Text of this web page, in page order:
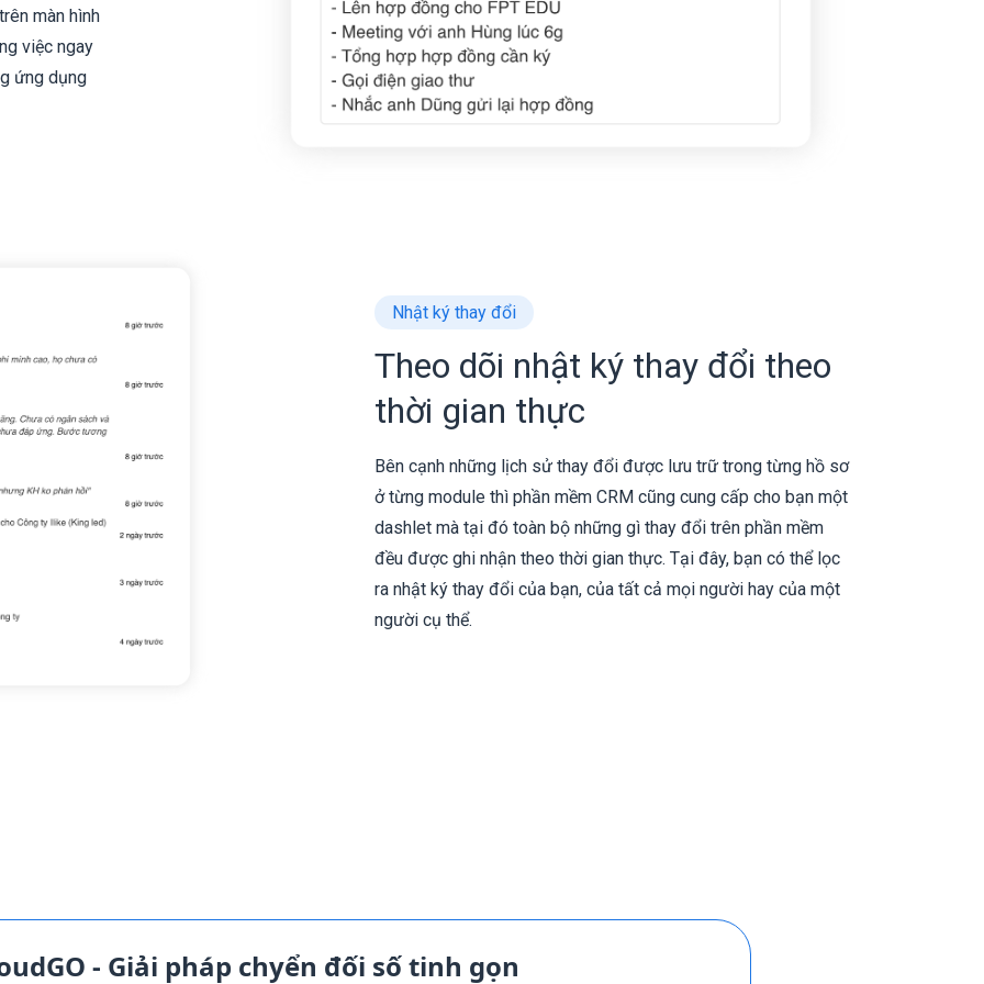
màn hình
việc ngay
ứng dụng
Nhật ký thay đổi
Theo dõi nhật ký thay đổi theo
thời gian thực
Bên cạnh những lịch sử thay đổi được lưu trữ trong từng hồ sơ
ở từng module thì phần mềm CRM cũng cung cấp cho bạn một
dashlet mà tại đó toàn bộ những gì thay đổi trên phần mềm
đều được ghi nhận theo thời gian thực. Tại đây, bạn có thể lọc
ra nhật ký thay đổi của bạn, của tất cả mọi người hay của một
người cụ thể.
- Giải pháp chyển đối số tinh gọn